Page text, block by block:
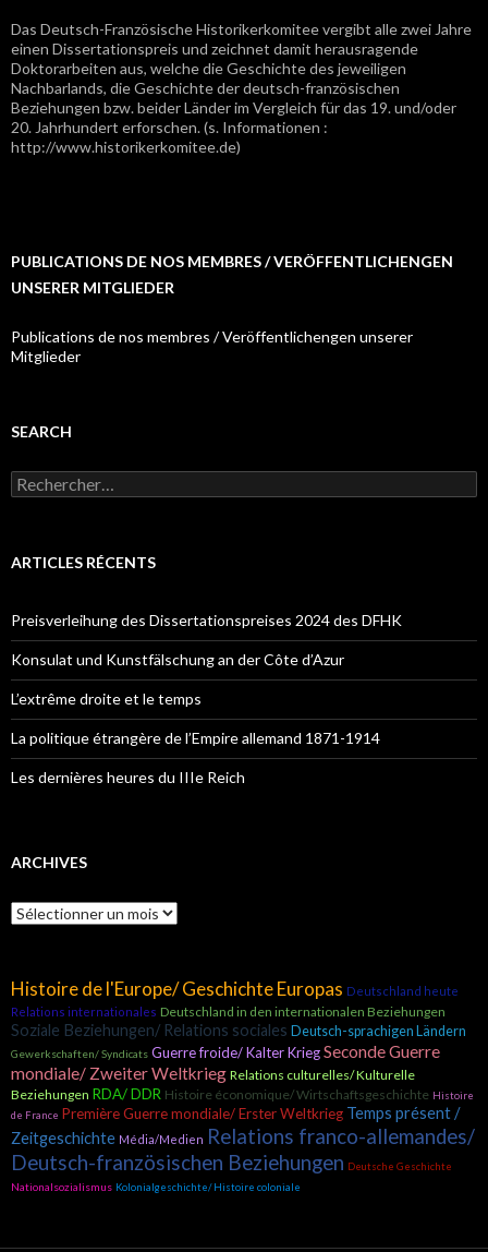
Das Deutsch-Französische Historikerkomitee vergibt alle zwei Jahre
einen Dissertationspreis und zeichnet damit herausragende
Doktorarbeiten aus, welche die Geschichte des jeweiligen
Nachbarlands, die Geschichte der deutsch-französischen
Beziehungen bzw. beider Länder im Vergleich für das 19. und/oder
20. Jahrhundert erforschen. (s. Informationen :
http://www.historikerkomitee.de)
PUBLICATIONS DE NOS MEMBRES / VERÖFFENTLICHENGEN
UNSERER MITGLIEDER
Publications de nos membres / Veröffentlichengen unserer
Mitglieder
SEARCH
R
e
e
h
e
r
:
ARTICLES RÉCENTS
Preisverleihung des Dissertationspreises 2024 des DFHK
Konsulat und Kunstfälschung an der Côte d’Azur
L’extrême droite et le temps
La politique étrangère de l’Empire allemand 1871-1914
Les dernières heures du IIIe Reich
ARCHIVES
A
r
i
v
e
s
Histoire de l'Europe/ Geschichte Europas Deutschland heute
Relations internationales Deutschland in den internationalen Beziehungen
Soziale Beziehungen/ Relations sociales Deutsch-sprachigen Ländern
Gewerkschaften/ Syndicats Guerre froide/ Kalter KriegSeconde Guerre
mondiale/ Zweiter Weltkrieg Relations culturelles/ Kulturelle
Beziehungen RDA/ DDR Histoire économique/ Wirtschaftsgeschichte Histoire
de France Première Guerre mondiale/ Erster Weltkrieg Temps présent /
Zeitgeschichte Média/Medien Relations franco-allemandes/
Deutsch-französischen Beziehungen Deutsche Geschichte
Nationalsozialismus Kolonialgeschichte/ Histoire coloniale